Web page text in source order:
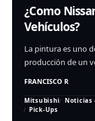
¿Como
Vehículos?
La pintura es uno
producción de un
FRANCISCO R
Mitsubishi Noticias
Pick-Ups